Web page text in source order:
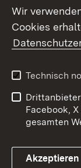
Link zum
Kontakt
Impressum
Wir
Cookies
Technisch
Facebook,
gesamten
Akzeptieren